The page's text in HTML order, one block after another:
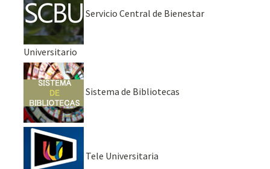
Servicio Central de Bienestar
Universitario
Sistema de Bibliotecas
Tele Universitaria